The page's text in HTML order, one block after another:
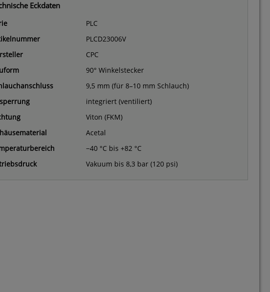
Eckdaten
PLC
PLCD23006V
CPC
90° Winkelstecker
9,5 mm (für 8–10 mm Schlauch)
integriert (ventiliert)
Viton (FKM)
Acetal
−40 °C bis +82 °C
Vakuum bis 8,3 bar (120 psi)